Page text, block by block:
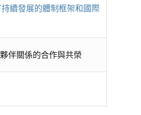
續發展的體制框架和國際
伴關係的合作與共榮